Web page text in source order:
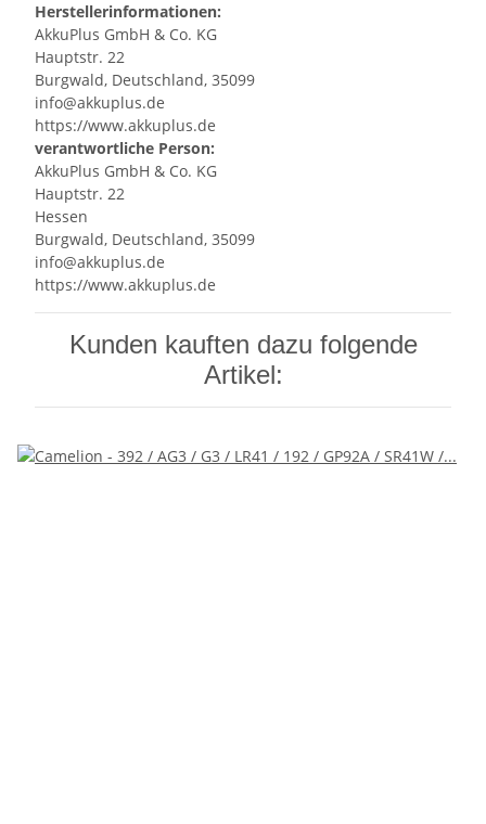
Herstellerinformationen:
AkkuPlus GmbH & Co. KG
Hauptstr. 22
Burgwald, Deutschland, 35099
info@akkuplus.de
https://www.akkuplus.de
verantwortliche Person:
AkkuPlus GmbH & Co. KG
Hauptstr. 22
Hessen
Burgwald, Deutschland, 35099
info@akkuplus.de
https://www.akkuplus.de
Kunden kauften dazu folgende
Artikel: